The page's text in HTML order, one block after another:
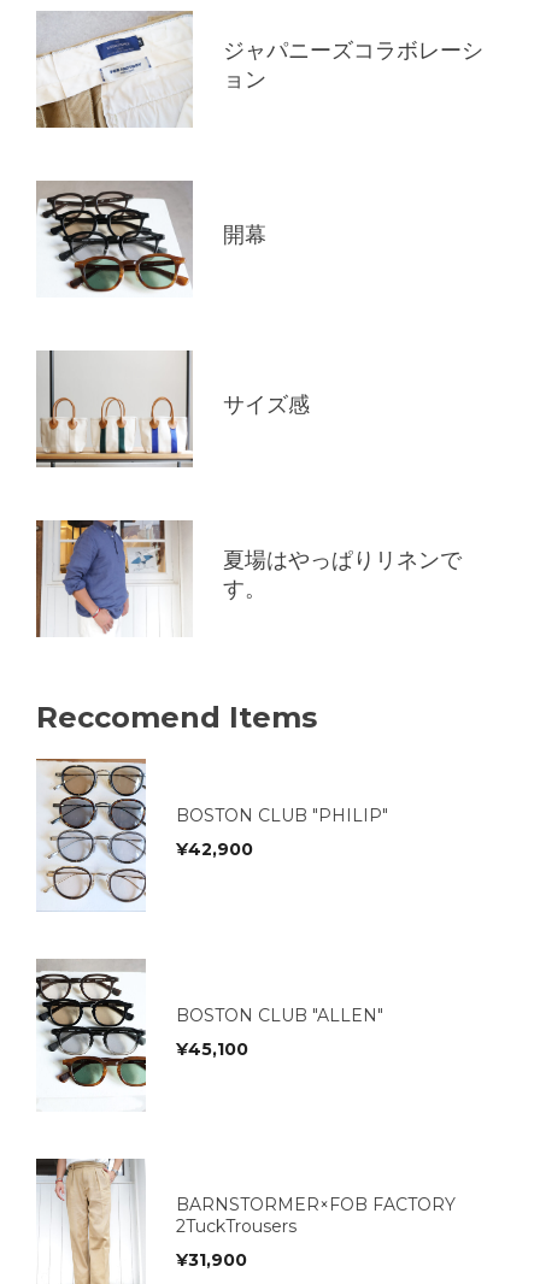
ジャパニーズコラボレーシ
ョン
開幕
サイズ感
夏場はやっぱりリネンで
す。
Reccomend Items
BOSTON CLUB "PHILIP"
¥42,900
BOSTON CLUB "ALLEN"
¥45,100
BARNSTORMER×FOB FACTORY
2TuckTrousers
¥31,900